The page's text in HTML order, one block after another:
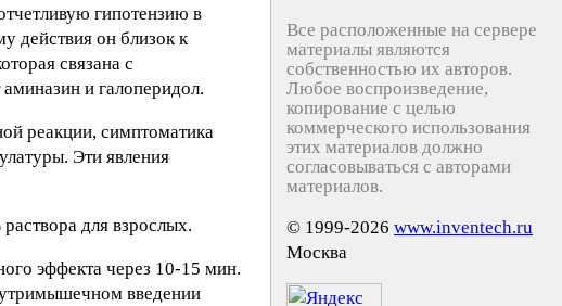
гипотензию в
действия он близок к
связана с
и галоперидол.
реакции, симптоматика
Эти явления
для взрослых.
эффекта через 10-15 мин.
введении
Все расположенные на сервере
материалы являются
собственностью их авторов.
Любое воспроизведение,
копирование с целью
коммерческого использования
этих материалов должно
согласовываться с авторами
материалов.
© 1999-2026 www.inventech.ru
Москва